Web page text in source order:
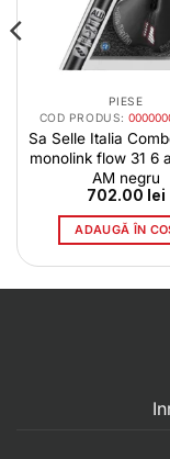
PIESE
COD PRODUS:
Sa Selle Italia
monolink flow 31 6
AM negru
702.00 lei
ADAUGĂ ÎN